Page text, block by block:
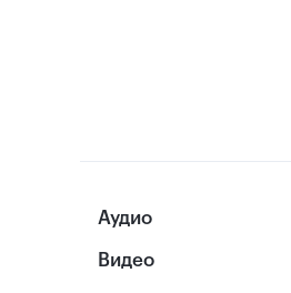
Аудио
Видео